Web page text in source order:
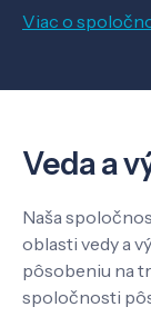
Viac o
Veda a
Naša
oblasti vedy a
pôsobeniu na
spoločnosti